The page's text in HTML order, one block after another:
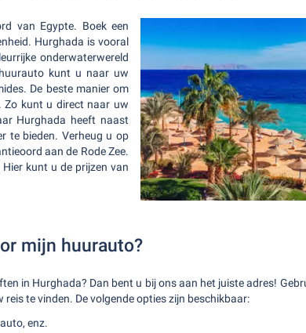
van Egypte. Boek een
Hurghada is vooral
onderwaterwereld
kunt u naar uw
De beste manier om
Zo kunt u direct naar uw
Hurghada heeft naast
te bieden. Verheug u op
aan de Rode Zee.
kunt u de prijzen van
mijn huurauto?
in Hurghada? Dan bent u bij ons aan het juiste adres!
te vinden. De volgende opties zijn beschikbaar:
enz.